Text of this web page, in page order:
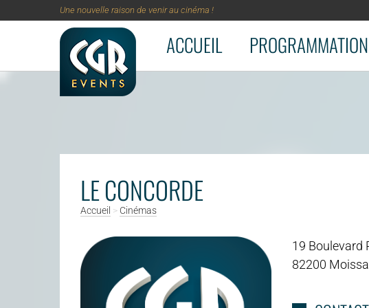
Aller au contenu principal
Une nouvelle raison de venir au cinéma !
ACCUEIL PROGRAMMATION
LE CONCORDE
Accueil > Cinémas
19 Boulevard
82200